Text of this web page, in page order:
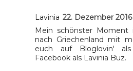
Lavinia 22. Dezember
Mein schönster Moment
nach Griechenland mit
euch auf Bloglovin'
Facebook als Lavinia Buz.